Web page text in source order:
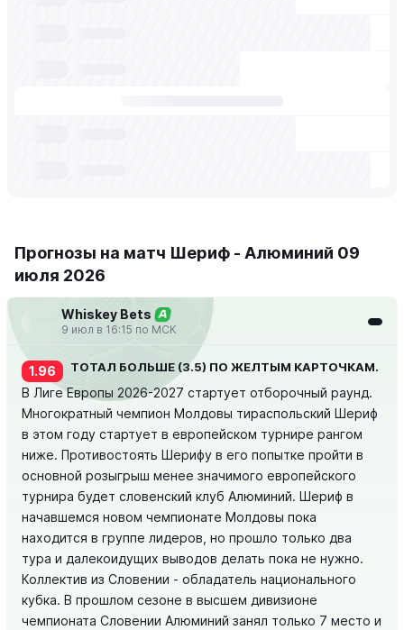
Прогнозы на матч Шериф - Алюминий 09
июля 2026
Whiskey Bets А
9 июл в 16:15 по МСК
1.96 ТОТАЛ БОЛЬШЕ (3.5) ПО ЖЕЛТЫМ КАРТОЧКАМ.
В Лиге Европы 2026-2027 стартует отборочный раунд.
Многократный чемпион Молдовы тираспольский Шериф
в этом году стартует в европейском турнире рангом
ниже. Противостоять Шерифу в его попытке пройти в
основной розыгрыш менее значимого европейского
турнира будет словенский клуб Алюминий. Шериф в
начавшемся новом чемпионате Молдовы пока
находится в группе лидеров, но прошло только два
тура и далекоидущих выводов делать пока не нужно.
Коллектив из Словении - обладатель национального
кубка. В прошлом сезоне в высшем дивизионе
чемпионата Словении Алюминий занял только 7 место и